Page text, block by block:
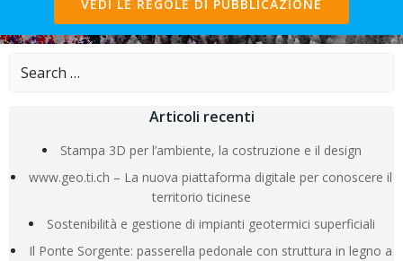
VEDI LE REGOLE DI PUBBLICAZIONE
Search
Articoli recenti
Stampa 3D per l’ambiente, la costruzione e il design
www.geo.ti.ch – La nuova piattaforma digitale per conoscere il
territorio ticinese
Sostenibilità e gestione di impianti geotermici superficiali
Il Ponte Sorgente: passerella pedonale con struttura in legno a